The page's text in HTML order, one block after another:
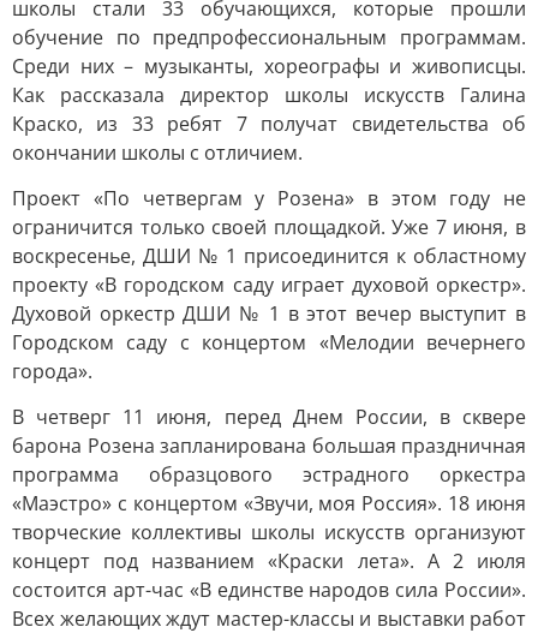
школы стали 33 обучающихся, которые прошли
обучение по предпрофессиональным программам.
Среди них – музыканты, хореографы и живописцы.
Как рассказала директор школы искусств Галина
Краско, из 33 ребят 7 получат свидетельства об
окончании школы с отличием.
Проект «По четвергам у Розена» в этом году не
ограничится только своей площадкой. Уже 7 июня, в
воскресенье, ДШИ № 1 присоединится к областному
проекту «В городском саду играет духовой оркестр».
Духовой оркестр ДШИ № 1 в этот вечер выступит в
Городском саду с концертом «Мелодии вечернего
города».
В четверг 11 июня, перед Днем России, в сквере
барона Розена запланирована большая праздничная
программа образцового эстрадного оркестра
«Маэстро» с концертом «Звучи, моя Россия». 18 июня
творческие коллективы школы искусств организуют
концерт под названием «Краски лета». А 2 июля
состоится арт-час «В единстве народов сила России».
Всех желающих ждут мастер-классы и выставки работ